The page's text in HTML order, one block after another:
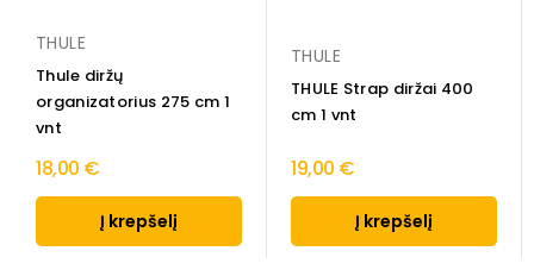
THULE
Thule diržų
organizatorius 275 cm 1
vnt
18,00 €
Į krepšelį
THULE
THULE Strap diržai 400
cm 1 vnt
19,00 €
Į krepšelį